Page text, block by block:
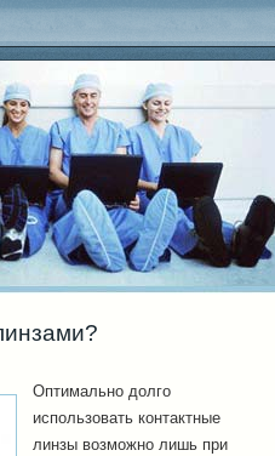
Оптимально долго
использовать контактные
линзы возможно лишь при